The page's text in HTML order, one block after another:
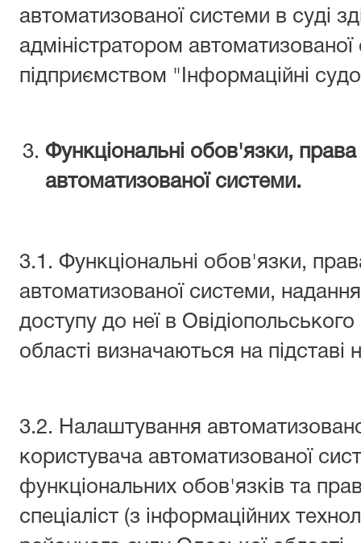
автоматизованої системи в суді
адміністратором
підприємством "Інформаційні
Функціональні обов'язки, права
автоматизованої системи.
3.1. Функціональні обов'язки,
автоматизованої системи,
доступу до неї в
області визначаються на підставі
3.2. Налаштування
користувача автоматизованої
функціональних обов'язків та
спеціаліст (з інформаційних